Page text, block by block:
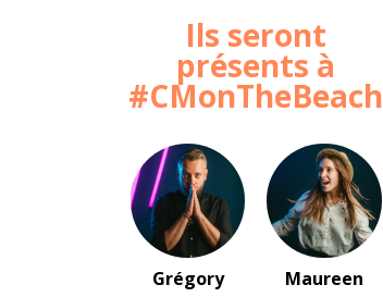
Ils seront
présents à
#CMonTheBeach
Grégory Maureen